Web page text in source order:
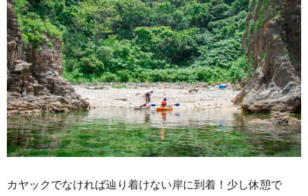
カヤックでなければ辿り着けない岸に到着！少し休憩で